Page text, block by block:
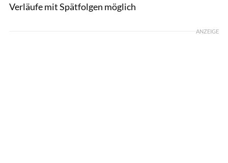
Verläufe mit Spätfolgen möglich
ANZEIGE